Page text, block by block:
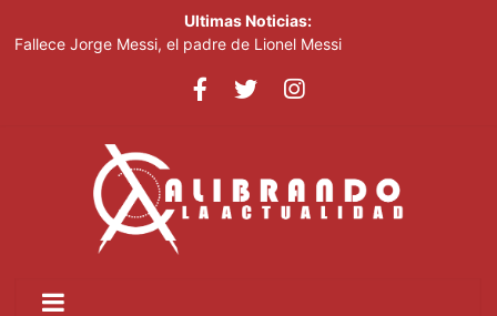
Ultimas Noticias:
Fallece Jorge Messi, el padre de Lionel Messi
Abelardo de la Espriella jura como presidente de Colombia para
el periodo 2026-2030
Oficiales de cumplimiento enfrentan mayor riesgo de
responsabilidad personal